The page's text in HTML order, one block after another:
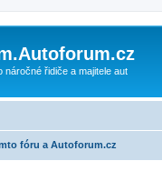
náročné řidiče a majitele aut
fóru a Autoforum.cz